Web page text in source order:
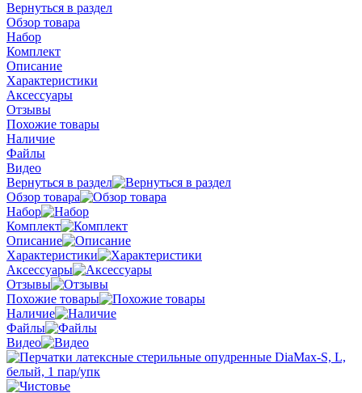
Вернуться в раздел
Обзор товара
Набор
Комплект
Описание
Характеристики
Аксессуары
Отзывы
Похожие товары
Наличие
Файлы
Видео
Вернуться в раздел
Обзор товара
Набор
Комплект
Описание
Характеристики
Аксессуары
Отзывы
Похожие товары
Наличие
Файлы
Видео